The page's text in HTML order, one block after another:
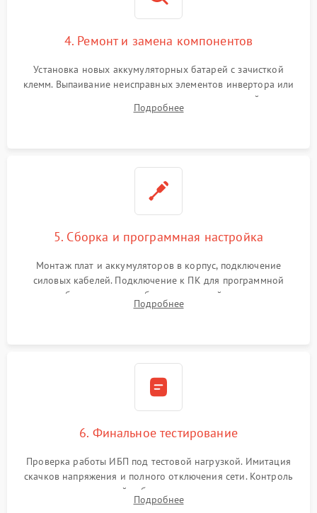
4. Ремонт и замена компонентов
Установка новых аккумуляторных батарей с зачисткой
клемм. Выпаивание неисправных элементов инвертора или
цепи зарядки и монтаж новых радиодеталей.
Восстановление поврежденных токоведущих дорожек и
Подробнее
5. Сборка и программная настройка
Монтаж плат и аккумуляторов в корпус, подключение
силовых кабелей. Подключение к ПК для программной
калибровки констант батареи, настройки порогов
срабатывания AVR и сброса счетчиков старения АКБ.
Подробнее
6. Финальное тестирование
Проверка работы ИБП под тестовой нагрузкой. Имитация
скачков напряжения и полного отключения сети. Контроль
времени автономной работы, температурного режима и
корректности формы выходного сигнала.
Подробнее